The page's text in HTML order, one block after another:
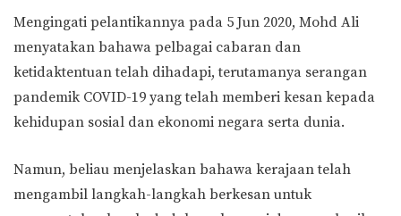
Mengingati pelantikannya pada 5 Jun 2020, Mohd Ali
menyatakan bahawa pelbagai cabaran dan
ketidaktentuan telah dihadapi, terutamanya serangan
pandemik COVID-19 yang telah memberi kesan kepada
kehidupan sosial dan ekonomi negara serta dunia.
Namun, beliau menjelaskan bahawa kerajaan telah
mengambil langkah-langkah berkesan untuk